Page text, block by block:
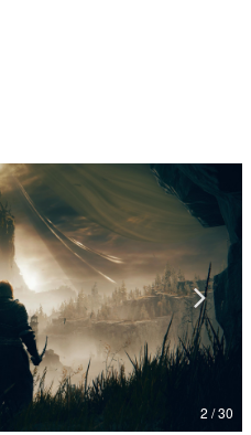
白い？
氏がゲームの魅力を画面や操作の
かしていく、硬派で骨太な評論連載
本語
ラスボス」… ゲームにまつわる言葉
、コンピューター文化史研究家・タ
2 / 30